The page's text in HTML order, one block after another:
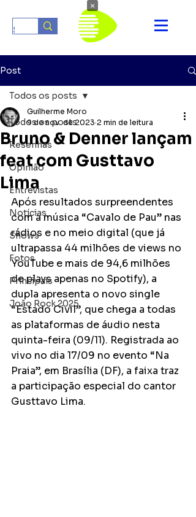
Post
Todos os posts
Resenhas
Opinião
Entrevistas
Notícias
Shows
Fotos
Principais
João Rock 2025
Todos os posts
Bruno & Denner lançam
feat com Gusttavo
Lima
Guilherme Moro
9 de nov. de 2023 2 min de leitura
Após resultados surpreendentes
com a música “Cavalo de Pau” nas
rádios e no meio digital (que já
ultrapassa 44 milhões de views no
YouTube e mais de 94,6 milhões
de plays apenas no Spotify), a
dupla apresenta o novo single
“Estado Civil”, que chega a todas
as plataformas de áudio nesta
quinta-feira (09/11). Registrada ao
vivo no dia 17/09 no evento “Na
Praia”, em Brasília (DF), a faixa traz
a participação especial do cantor
Gusttavo Lima.
×